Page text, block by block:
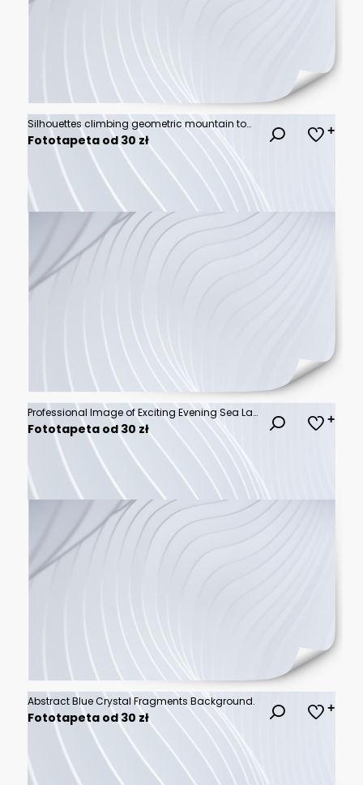
Silhouettes climbing geometric mountain towards golden star.
Fototapeta od 30 zł
Professional Image of Exciting Evening Sea Landscape in 16:9 Aspect Ratio
Fototapeta od 30 zł
Abstract Blue Crystal Fragments Background.
Fototapeta od 30 zł